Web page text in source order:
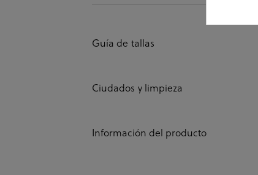
Guía de tallas
Ciudados y limpieza
Información del producto